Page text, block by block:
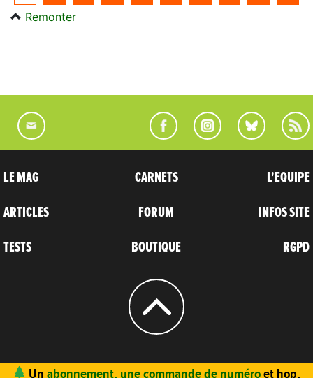
Remonter
LE MAG
ARTICLES
TESTS
CARNETS
FORUM
BOUTIQUE
L'EQUIPE
INFOS SITE
RGPD
© 2004 - 2026 CARNETS D’AVENTURES
Un abonnement, une commande de numéroet hop,